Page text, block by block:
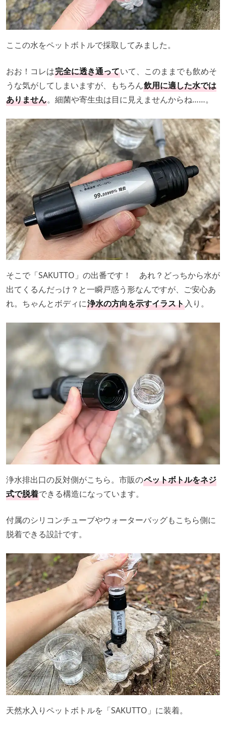
ここの水をペットボトルで採取してみました。
おお！コレは完全に透き通っていて、このままでも飲めそ
うな気がしてしまいますが、もちろん飲用に適した水では
ありません。細菌や寄生虫は目に見えませんからね……。
そこで「SAKUTTO」の出番です！ あれ？どっちから水が
出てくるんだっけ？と一瞬戸惑う形なんですが、ご安心あ
れ。ちゃんとボディに浄水の方向を示すイラスト入り。
浄水排出口の反対側がこちら。市販のペットボトルをネジ
式で脱着できる構造になっています。
付属のシリコンチューブやウォーターバッグもこちら側に
脱着できる設計です。
天然水入りペットボトルを「SAKUTTO」に装着。